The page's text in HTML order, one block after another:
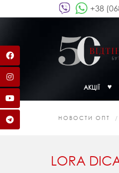
+38
АКЦІЇ
НОВОСТИ ОПТ
LORA